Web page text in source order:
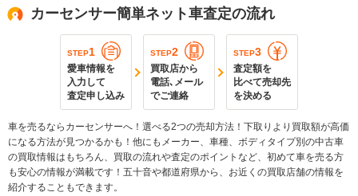
カーセンサー簡単ネット車査定の流れ
STEP1
愛車情報を
入力して
査定申し込み
STEP2
買取店から
電話､メール
でご連絡
STEP3
査定額を
比べて売却先
を決める
車を売るならカーセンサーへ！選べる2つの売却方法！下取りより買取額が高価
になる方法が見つかるかも！他にもメーカー、車種、ボディタイプ別の中古車
の買取情報はもちろん、買取の流れや査定のポイントなど、初めて車を売る方
も安心の情報が満載です！五十音や都道府県から、お近くの買取店舗の情報を
紹介することもできます。